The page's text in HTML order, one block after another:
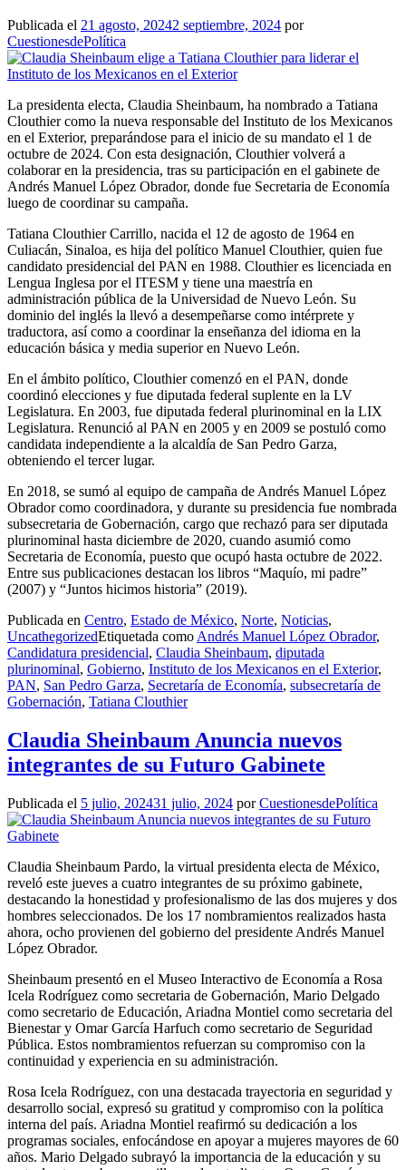
Publicada el 21 agosto, 20242 septiembre, 2024 por
CuestionesdePolítica
La presidenta electa, Claudia Sheinbaum, ha nombrado a Tatiana
Clouthier como la nueva responsable del Instituto de los Mexicanos
en el Exterior, preparándose para el inicio de su mandato el 1 de
octubre de 2024. Con esta designación, Clouthier volverá a
colaborar en la presidencia, tras su participación en el gabinete de
Andrés Manuel López Obrador, donde fue Secretaria de Economía
luego de coordinar su campaña.
Tatiana Clouthier Carrillo, nacida el 12 de agosto de 1964 en
Culiacán, Sinaloa, es hija del político Manuel Clouthier, quien fue
candidato presidencial del PAN en 1988. Clouthier es licenciada en
Lengua Inglesa por el ITESM y tiene una maestría en
administración pública de la Universidad de Nuevo León. Su
dominio del inglés la llevó a desempeñarse como intérprete y
traductora, así como a coordinar la enseñanza del idioma en la
educación básica y media superior en Nuevo León.
En el ámbito político, Clouthier comenzó en el PAN, donde
coordinó elecciones y fue diputada federal suplente en la LV
Legislatura. En 2003, fue diputada federal plurinominal en la LIX
Legislatura. Renunció al PAN en 2005 y en 2009 se postuló como
candidata independiente a la alcaldía de San Pedro Garza,
obteniendo el tercer lugar.
En 2018, se sumó al equipo de campaña de Andrés Manuel López
Obrador como coordinadora, y durante su presidencia fue nombrada
subsecretaria de Gobernación, cargo que rechazó para ser diputada
plurinominal hasta diciembre de 2020, cuando asumió como
Secretaria de Economía, puesto que ocupó hasta octubre de 2022.
Entre sus publicaciones destacan los libros “Maquío, mi padre”
(2007) y “Juntos hicimos historia” (2019).
Publicada en Centro, Estado de México, Norte, Noticias,
UncathegorizedEtiquetada como Andrés Manuel López Obrador,
Candidatura presidencial, Claudia Sheinbaum, diputada
plurinominal, Gobierno, Instituto de los Mexicanos en el Exterior,
PAN, San Pedro Garza, Secretaría de Economía, subsecretaría de
Gobernación, Tatiana Clouthier
Claudia Sheinbaum Anuncia nuevos
integrantes de su Futuro Gabinete
Publicada el 5 julio, 202431 julio, 2024 porCuestionesdePolítica
Claudia Sheinbaum Pardo, la virtual presidenta electa de México,
reveló este jueves a cuatro integrantes de su próximo gabinete,
destacando la honestidad y profesionalismo de las dos mujeres y dos
hombres seleccionados. De los 17 nombramientos realizados hasta
ahora, ocho provienen del gobierno del presidente Andrés Manuel
López Obrador.
Sheinbaum presentó en el Museo Interactivo de Economía a Rosa
Icela Rodríguez como secretaria de Gobernación, Mario Delgado
como secretario de Educación, Ariadna Montiel como secretaria del
Bienestar y Omar García Harfuch como secretario de Seguridad
Pública. Estos nombramientos refuerzan su compromiso con la
continuidad y experiencia en su administración.
Rosa Icela Rodríguez, con una destacada trayectoria en seguridad y
desarrollo social, expresó su gratitud y compromiso con la política
interna del país. Ariadna Montiel reafirmó su dedicación a los
programas sociales, enfocándose en apoyar a mujeres mayores de 60
años. Mario Delgado subrayó la importancia de la educación y su